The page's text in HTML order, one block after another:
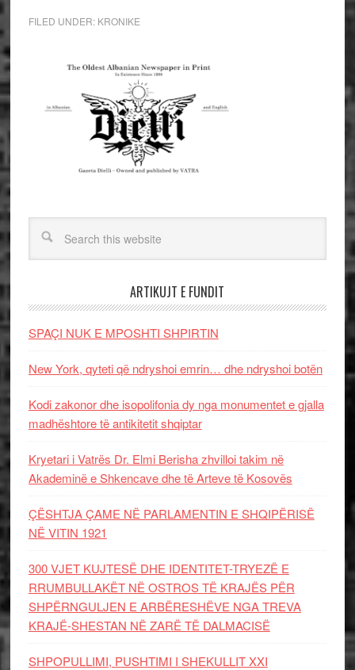
FILED UNDER: KRONIKE
ARTIKUJT E FUNDIT
SPAÇI NUK E MPOSHTI SHPIRTIN
New York, qyteti që ndryshoi emrin… dhe ndryshoi botën
Kodi zakonor dhe isopolifonia dy nga monumentet e gjalla
madhështore të antikitetit shqiptar
Kryetari i Vatrës Dr. Elmi Berisha zhvilloi takim në
Akademinë e Shkencave dhe të Arteve të Kosovës
ÇËSHTJA ÇAME NË PARLAMENTIN E SHQIPËRISË
NË VITIN 1921
300 VJET KUJTESË DHE IDENTITET-TRYEZË E
RRUMBULLAKËT NË OSTROS TË KRAJËS PËR
SHPËRNGULJEN E ARBËRESHËVE NGA TREVA
KRAJË-SHESTAN NË ZARË TË DALMACISË
SHPOPULLIMI, PUSHTIMI I SHEKULLIT XXI